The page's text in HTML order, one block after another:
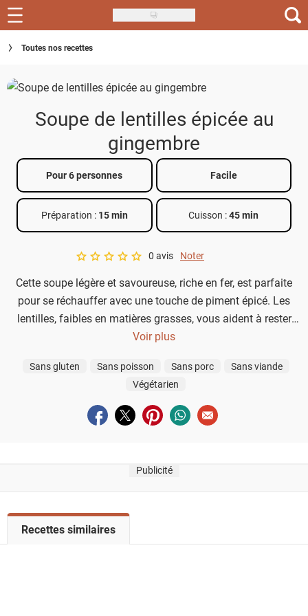
Skip
to
main
Recettes
Inspirations
Actus
Téléchargez l'app Saveurs Recettes
Index des recettes
Toutes nos recettes
Soupe de lentilles épicée au
gingembre
Pour 6 personnes Facile
Préparation : 15 min Cuisson :45 min
A star rating of 0 out of 5.
0 avis Noter
Cette soupe légère et savoureuse, riche en fer, est parfaite
pour se réchauffer avec une touche de piment épicé. Les
lentilles, faibles en matières grasses, vous aident à rester
rassasié plus longtemps, tout en étant un plat facile à
Voir plus
Sans gluten Sans poisson Sans porc
Sans viande
Végétarien
Partager sur facebook
Partager sur twitter
Partager sur pinterest
Partager sur whatsapp
Envoyer à un ami
Publicité
o
Recettes similaires